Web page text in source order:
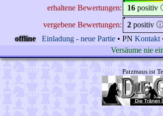
erhaltene Bewertungen:
16 positiv
vergebene Bewertungen:
2 positiv
offline
Einladung - neue Partie • PN Kontakt
Versäume nie
Patzmaus ist